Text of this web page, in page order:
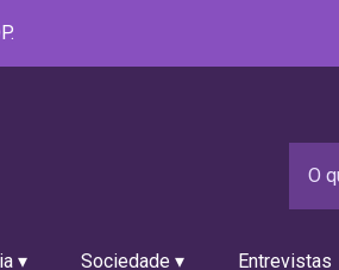
▾ Sociedade ▾ Entrevistas